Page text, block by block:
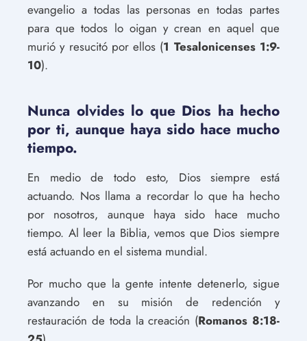
evangelio a todas las personas en todas partes
para que todos lo oigan y crean en aquel que
murió y resucitó por ellos (1 Tesalonicenses 1:9-
10).
Nunca olvides lo que Dios ha hecho
por ti, aunque haya sido hace mucho
tiempo.
En medio de todo esto, Dios siempre está
actuando. Nos llama a recordar lo que ha hecho
por nosotros, aunque haya sido hace mucho
tiempo. Al leer la Biblia, vemos que Dios siempre
está actuando en el sistema mundial.
Por mucho que la gente intente detenerlo, sigue
avanzando en su misión de redención y
restauración de toda la creación (Romanos 8:18-